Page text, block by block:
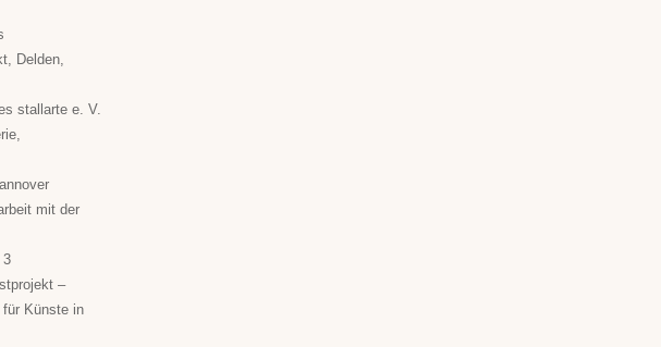
Delden,
stallarte e. V.
mit der
3
–
für Künste in